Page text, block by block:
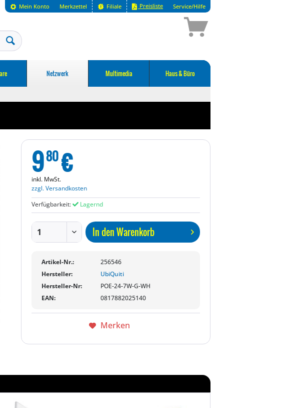
Mein Konto Merkzettel Filiale Preisliste Service/Hilfe
Netzwerk Multimedia Haus & Büro
980€
inkl. MwSt.
zzgl. Versandkosten
Verfügbarkeit:
Lagernd
In denWarenkorb
Artikel-Nr.:
256546
Hersteller:
UbiQuiti
Hersteller-Nr:
POE-24-7W-G-WH
EAN:
0817882025140
Merken